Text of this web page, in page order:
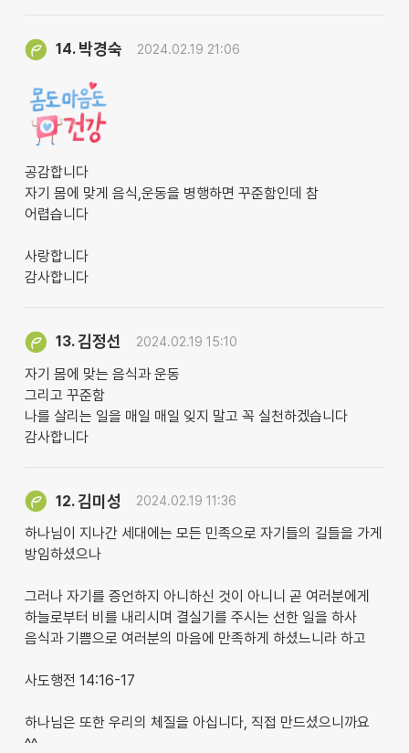
14. 박경숙 2024.02.19 21:06
공감합니다
자기 몸에 맞게 음식,운동을 병행하면 꾸준함인데 참
어렵습니다
사랑합니다
감사합니다
13.김정선 2024.02.19 15:10
자기 몸에 맞는 음식과 운동
그리고 꾸준함
나를 살리는 일을 매일 매일 잊지 말고 꼭 실천하겠습니다
감사합니다
12.김미성 2024.02.19 11:36
하나님이 지나간 세대에는 모든 민족으로 자기들의 길들을 가게
방임하셨으나
그러나 자기를 증언하지 아니하신 것이 아니니 곧 여러분에게
하늘로부터 비를 내리시며 결실기를 주시는 선한 일을 하사
음식과 기쁨으로 여러분의 마음에 만족하게 하셨느니라 하고
사도행전 14:16-17
하나님은 또한 우리의 체질을 아십니다, 직접 만드셨으니까요
^^